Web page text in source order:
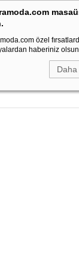
özel
haberiniz
ÜZERİ TÜM
ALT GİYİMDIŞ